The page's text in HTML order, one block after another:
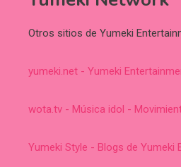
Otros sitios de Yumeki
yumeki.net - Yumeki
wota.tv - Música idol -
Yumeki Style - Blogs de Yumeki